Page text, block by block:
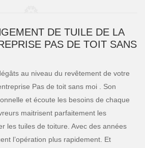
DE TUILE DE LA
PAS DE TOIT SANS
au niveau du revêtement de votre
Pas de toit sans moi . Son
et écoute les besoins de chaque
maitrisent parfaitement les
les tuiles de toiture. Avec des années
l’opération plus rapidement. Et